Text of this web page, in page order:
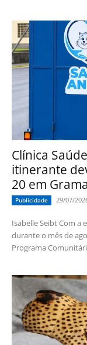
Clínica
itinerante
20 em
Publicidade 29/07/
Isabelle Seibt Com a expectativa de imunizar mais de 10 mil animais
durante o mês de
Programa